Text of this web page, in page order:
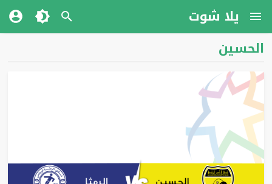
يلا شوت
الحسين